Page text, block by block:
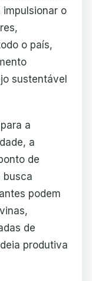
o
o país,
sustentável
a
a
de
busca
podem
de
produtiva